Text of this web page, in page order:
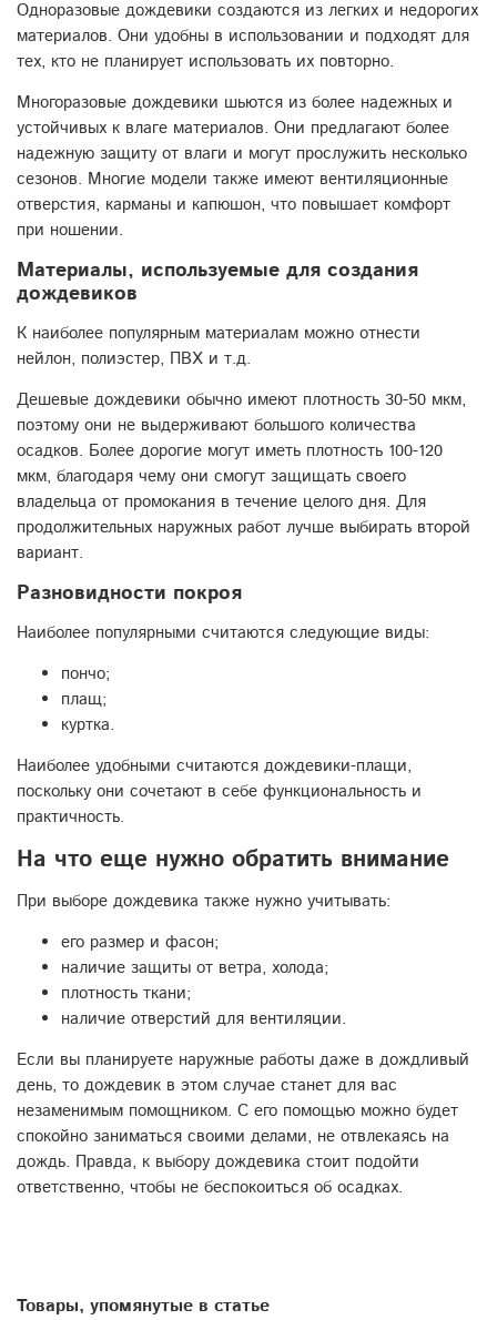
Одноразовые дождевики создаются из легких и недорогих
материалов. Они удобны в использовании и подходят для
тех, кто не планирует использовать их повторно.
Многоразовые дождевики шьются из более надежных и
устойчивых к влаге материалов. Они предлагают более
надежную защиту от влаги и могут прослужить несколько
сезонов. Многие модели также имеют вентиляционные
отверстия, карманы и капюшон, что повышает комфорт
при ношении.
Материалы, используемые для создания
дождевиков
К наиболее популярным материалам можно отнести
нейлон, полиэстер, ПВХ и т.д.
Дешевые дождевики обычно имеют плотность 30-50 мкм,
поэтому они не выдерживают большого количества
осадков. Более дорогие могут иметь плотность 100-120
мкм, благодаря чему они смогут защищать своего
владельца от промокания в течение целого дня. Для
продолжительных наружных работ лучше выбирать второй
вариант.
Разновидности покроя
Наиболее популярными считаются следующие виды:
пончо;
плащ;
куртка.
Наиболее удобными считаются дождевики-плащи,
поскольку они сочетают в себе функциональность и
практичность.
На что еще нужно обратить внимание
При выборе дождевика также нужно учитывать:
его размер и фасон;
наличие защиты от ветра, холода;
плотность ткани;
наличие отверстий для вентиляции.
Если вы планируете наружные работы даже в дождливый
день, то дождевик в этом случае станет для вас
незаменимым помощником. С его помощью можно будет
спокойно заниматься своими делами, не отвлекаясь на
дождь. Правда, к выбору дождевика стоит подойти
ответственно, чтобы не беспокоиться об осадках.
Товары, упомянутые в статье